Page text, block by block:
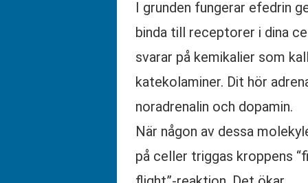
I grunden fungerar efedrin
binda till receptorer i dina
svarar på kemikalier som
katekolaminer. Dit hör
noradrenalin och dopamin.
När någon av dessa
på celler triggas kroppens